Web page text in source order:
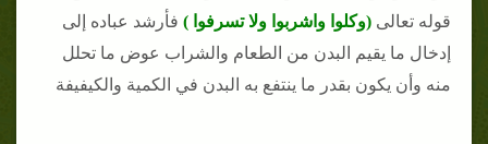
قوله تعالى (وكلوا واشربوا ولا تسرفوا ) فأرشد عباده إلى
إدخال ما يقيم البدن من الطعام والشراب عوض ما تحلل
منه وأن يكون بقدر ما ينتفع به البدن في الكمية والكيفيفة